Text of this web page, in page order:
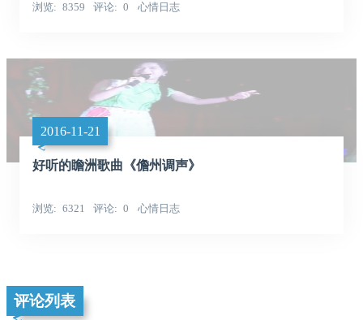
浏览 8359 评论 0 心情日志
2016-11-21
好听的瞻洲歌曲《儋州调声》
浏览 6321 评论 0 心情日志
评论列表